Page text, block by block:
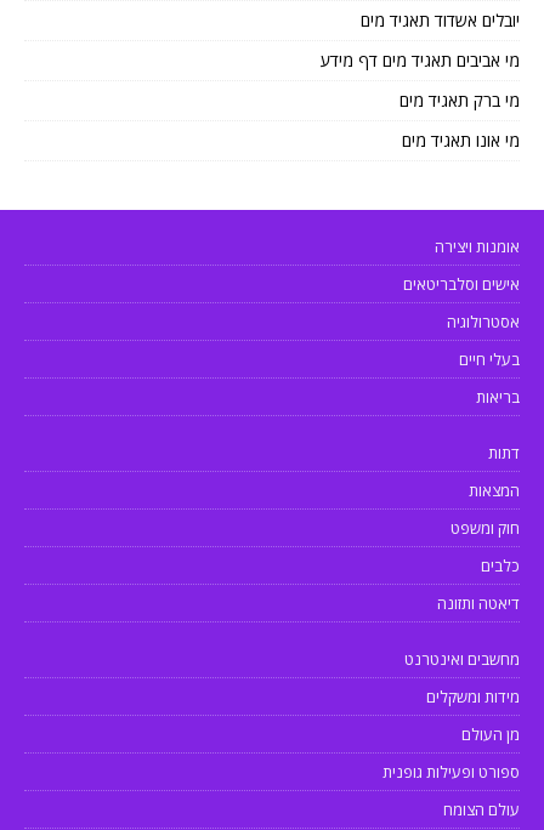
יובלים אשדוד תאגיד מים
מי אביבים תאגיד מים דף מידע
מי ברק תאגיד מים
מי אונו תאגיד מים
אומנות ויצירה
אישים וסלבריטאים
אסטרולוגיה
בעלי חיים
בריאות
דתות
המצאות
חוק ומשפט
כלבים
דיאטה ותזונה
מחשבים ואינטרנט
מידות ומשקלים
מן העולם
ספורט ופעילות גופנית
עולם הצומח